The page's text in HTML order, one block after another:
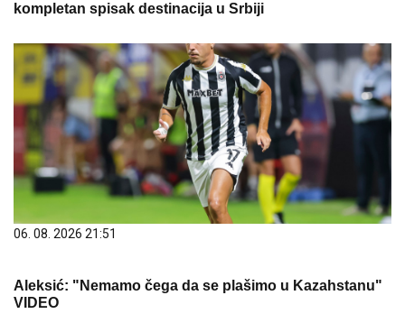
kompletan spisak destinacija u Srbiji
06. 08. 2026 21:51
Aleksić: "Nemamo čega da se plašimo u Kazahstanu"
VIDEO